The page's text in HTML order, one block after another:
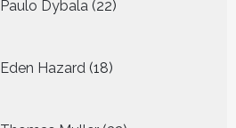
Paulo Dybala 22
producten
Eden Hazard 18
producten